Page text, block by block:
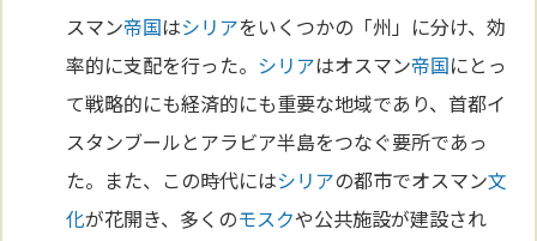
スマン帝国はシリアをいくつかの「州」に分け、効
率的に支配を行った。 シリアはオスマン帝国にとっ
て戦略的にも経済的にも重要な地域であり、首都イ
スタンブールとアラビア半島をつなぐ要所であっ
た。また、この時代にはシリアの都市でオスマン文
化が花開き、多くのモスクや公共施設が建設され